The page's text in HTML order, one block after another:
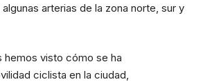
arterias de la zona norte, sur y
hemos visto cómo se ha
ciclista en la ciudad,